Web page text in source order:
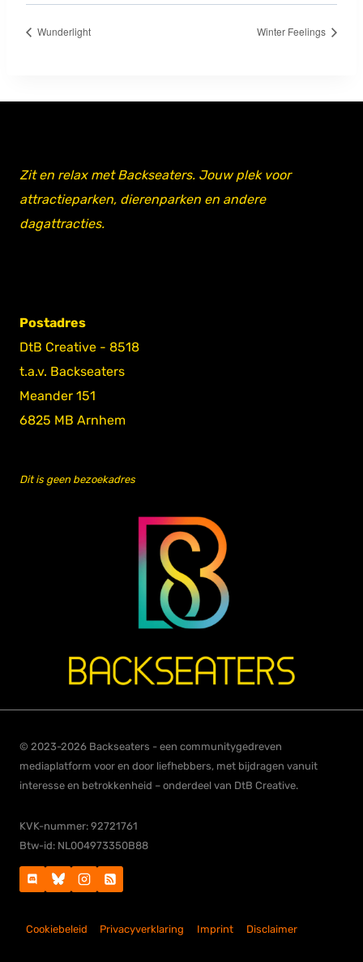
Wunderlight Winter Feelings
Zit en relax met Backseaters. Jouw plek voor
attractieparken, dierenparken en andere
dagattracties.
Postadres
DtB Creative - 8518
t.a.v. Backseaters
Meander 151
6825 MB Arnhem
Dit is geen bezoekadres
© 2023-2026 Backseaters - een communitygedreven
mediaplatform voor en door liefhebbers, met bijdragen vanuit
interesse en betrokkenheid – onderdeel van DtB Creative.
KVK-nummer: 92721761
Btw-id: NL004973350B88
Cookiebeleid Privacyverklaring Imprint Disclaimer